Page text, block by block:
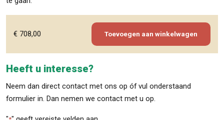
€ 708,00 Toevoegen aan winkelwagen
Heeft u interesse?
Neem dan direct contact met ons op óf vul onderstaand
formulier in. Dan nemen we contact met u op.